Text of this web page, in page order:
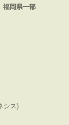
福岡県一部
シス)